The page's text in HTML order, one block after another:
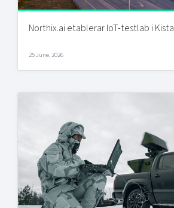
Northix.ai etablerar IoT-testlab i Kista
25 June, 2026